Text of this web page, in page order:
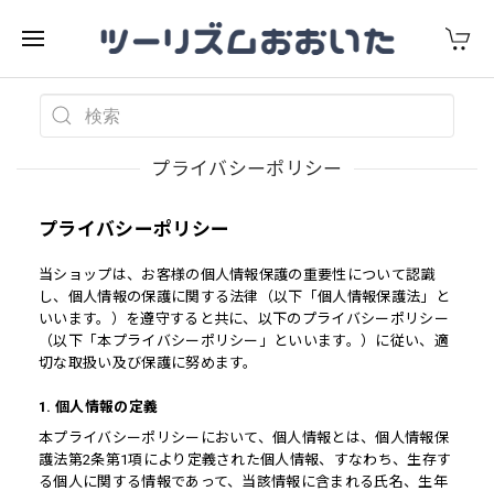
プライバシーポリシー
プライバシーポリシー
当ショップは、お客様の個人情報保護の重要性について認識
し、個人情報の保護に関する法律（以下「個人情報保護法」と
いいます。）を遵守すると共に、以下のプライバシーポリシー
（以下「本プライバシーポリシー」といいます。）に従い、適
切な取扱い及び保護に努めます。
1. 個人情報の定義
本プライバシーポリシーにおいて、個人情報とは、個人情報保
護法第2条第1項により定義された個人情報、すなわち、生存す
る個人に関する情報であって、当該情報に含まれる氏名、生年